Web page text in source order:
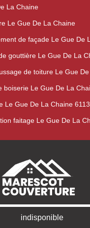
La Chaine
Le Gue De La Chaine
de façade Le Gue De
gouttière Le Gue De La
de toiture Le Gue
boiserie Le Gue De La
Le Gue De La Chaine
faitage Le Gue De La
indisponible